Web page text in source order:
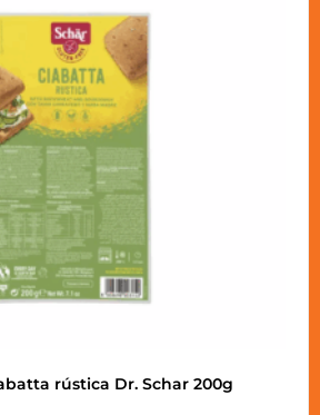
rústica Dr. Schar 200g